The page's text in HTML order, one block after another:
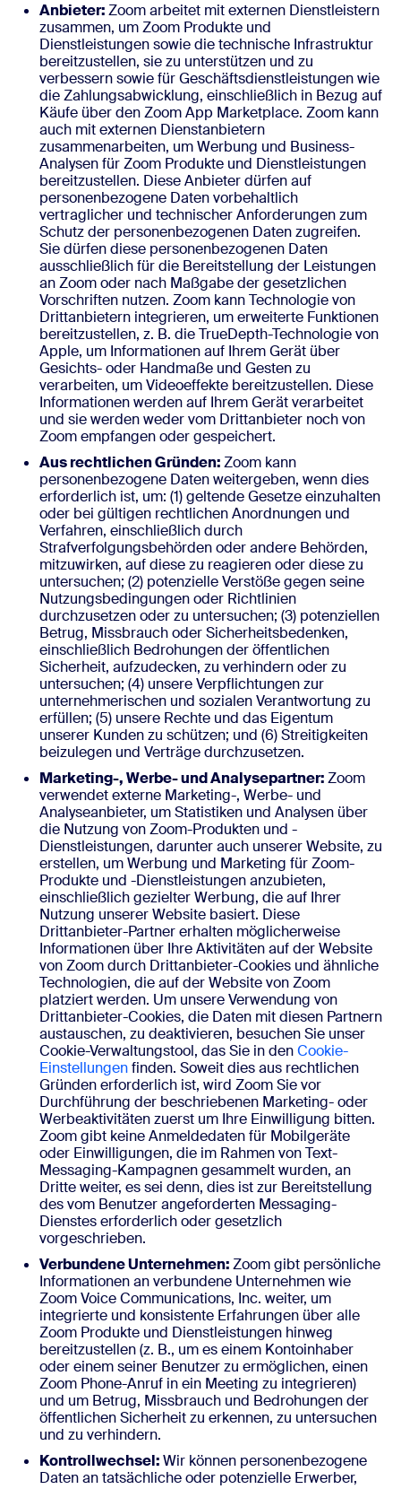
Anbieter:Zoom arbeitet mit externen Dienstleistern
zusammen, um Zoom Produkte und
Dienstleistungen sowie die technische Infrastruktur
bereitzustellen, sie zu unterstützen und zu
verbessern sowie für Geschäftsdienstleistungen wie
die Zahlungsabwicklung, einschließlich in Bezug auf
Käufe über den Zoom App Marketplace. Zoom kann
auch mit externen Dienstanbietern
zusammenarbeiten, um Werbung und Business-
Analysen für Zoom Produkte und Dienstleistungen
bereitzustellen. Diese Anbieter dürfen auf
personenbezogene Daten vorbehaltlich
vertraglicher und technischer Anforderungen zum
Schutz der personenbezogenen Daten zugreifen.
Sie dürfen diese personenbezogenen Daten
ausschließlich für die Bereitstellung der Leistungen
an Zoom oder nach Maßgabe der gesetzlichen
Vorschriften nutzen. Zoom kann Technologie von
Drittanbietern integrieren, um erweiterte Funktionen
bereitzustellen, z. B. die TrueDepth-Technologie von
Apple, um Informationen auf Ihrem Gerät über
Gesichts- oder Handmaße und Gesten zu
verarbeiten, um Videoeffekte bereitzustellen. Diese
Informationen werden auf Ihrem Gerät verarbeitet
und sie werden weder vom Drittanbieter noch von
Zoom empfangen oder gespeichert.
Aus rechtlichen Gründen:Zoom kann
personenbezogene Daten weitergeben, wenn dies
erforderlich ist, um: (1) geltende Gesetze einzuhalten
oder bei gültigen rechtlichen Anordnungen und
Verfahren, einschließlich durch
Strafverfolgungsbehörden oder andere Behörden,
mitzuwirken, auf diese zu reagieren oder diese zu
untersuchen; (2) potenzielle Verstöße gegen seine
Nutzungsbedingungen oder Richtlinien
durchzusetzen oder zu untersuchen; (3) potenziellen
Betrug, Missbrauch oder Sicherheitsbedenken,
einschließlich Bedrohungen der öffentlichen
Sicherheit, aufzudecken, zu verhindern oder zu
untersuchen; (4) unsere Verpflichtungen zur
unternehmerischen und sozialen Verantwortung zu
erfüllen; (5) unsere Rechte und das Eigentum
unserer Kunden zu schützen; und (6) Streitigkeiten
beizulegen und Verträge durchzusetzen.
Marketing-, Werbe- und Analysepartner:Zoom
verwendet externe Marketing-, Werbe- und
Analyseanbieter, um Statistiken und Analysen über
die Nutzung von Zoom-Produkten und -
Dienstleistungen, darunter auch unserer Website, zu
erstellen, um Werbung und Marketing für Zoom-
Produkte und -Dienstleistungen anzubieten,
einschließlich gezielter Werbung, die auf Ihrer
Nutzung unserer Website basiert. Diese
Drittanbieter-Partner erhalten möglicherweise
Informationen über Ihre Aktivitäten auf der Website
von Zoom durch Drittanbieter-Cookies und ähnliche
Technologien, die auf der Website von Zoom
platziert werden. Um unsere Verwendung von
Drittanbieter-Cookies, die Daten mit diesen Partnern
austauschen, zu deaktivieren, besuchen Sie unser
Cookie-Verwaltungstool, das Sie in denCookie-
Einstellungenfinden. Soweit dies aus rechtlichen
Gründen erforderlich ist, wird Zoom Sie vor
Durchführung der beschriebenen Marketing- oder
Werbeaktivitäten zuerst um Ihre Einwilligung bitten.
Zoom gibt keine Anmeldedaten für Mobilgeräte
oder Einwilligungen, die im Rahmen von Text-
Messaging-Kampagnen gesammelt wurden, an
Dritte weiter, es sei denn, dies ist zur Bereitstellung
des vom Benutzer angeforderten Messaging-
Dienstes erforderlich oder gesetzlich
vorgeschrieben.
Verbundene Unternehmen:Zoom gibt persönliche
Informationen an verbundene Unternehmen wie
Zoom Voice Communications, Inc. weiter, um
integrierte und konsistente Erfahrungen über alle
Zoom Produkte und Dienstleistungen hinweg
bereitzustellen (z. B., um es einem Kontoinhaber
oder einem seiner Benutzer zu ermöglichen, einen
Zoom Phone-Anruf in ein Meeting zu integrieren)
und um Betrug, Missbrauch und Bedrohungen der
öffentlichen Sicherheit zu erkennen, zu untersuchen
und zu verhindern.
Kontrollwechsel:Wir können personenbezogene
Daten an tatsächliche oder potenzielle Erwerber,